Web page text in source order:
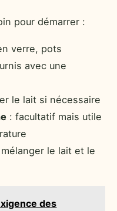
pour démarrer :
verre, pots
avec une
le lait si nécessaire
: facultatif mais utile
le lait et le
des